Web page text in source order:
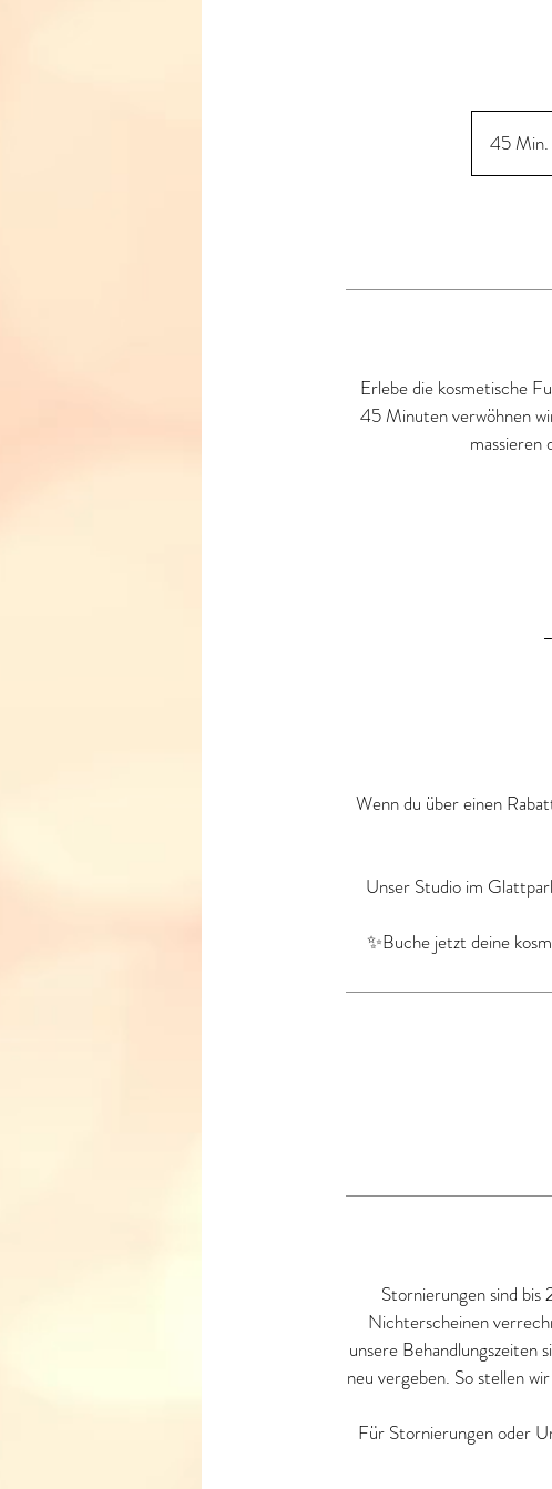
45 Min.
Erlebe die kosmetische
45 Minuten verwöhnen
massieren
Wenn du über einen
Unser Studio im
✨Buche jetzt deine
Stornierungen sind
Nichterscheinen
unsere Behandlungszeiten
neu vergeben. So stellen
Für Stornierungen oder